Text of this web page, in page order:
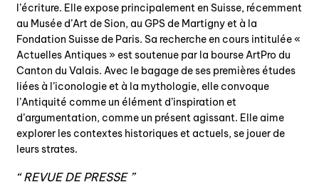
l’écriture. Elle expose principalement en Suisse, récemment
au Musée d’Art de Sion, au GPS de Martigny et à la
Fondation Suisse de Paris. Sa recherche en cours intitulée «
Actuelles Antiques » est soutenue par la bourse ArtPro du
Canton du Valais. Avec le bagage de ses premières études
liées à l’iconologie et à la mythologie, elle convoque
l’Antiquité comme un élément d’inspiration et
d’argumentation, comme un présent agissant. Elle aime
explorer les contextes historiques et actuels, se jouer de
leurs strates.
REVUE DE PRESSE